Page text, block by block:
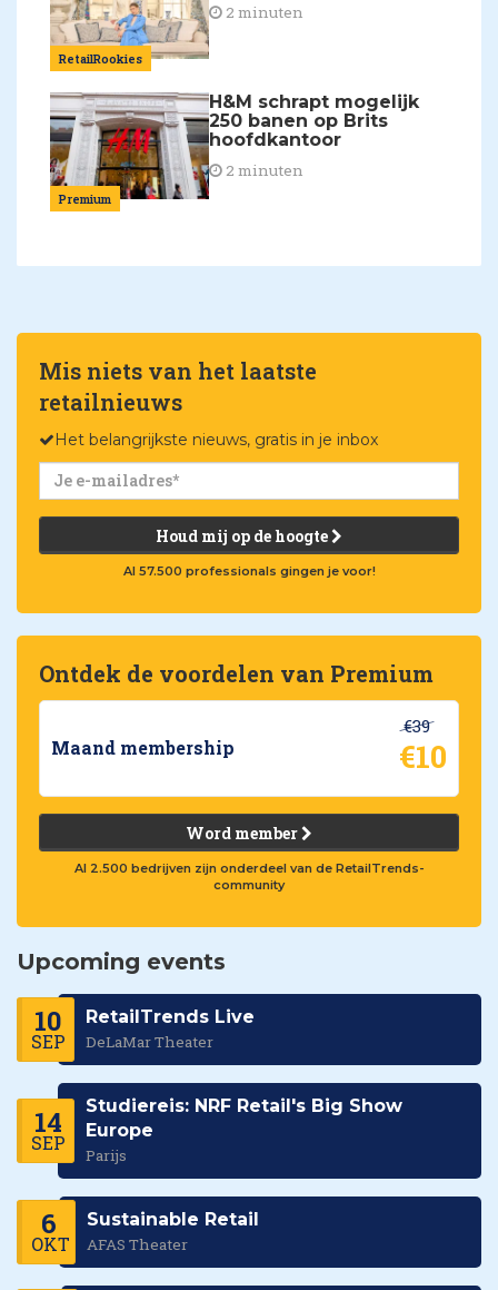
RetailRookies
2 minuten
Premium
H&M schrapt mogelijk
250 banen op Brits
hoofdkantoor
2 minuten
Mis niets van het laatste
retailnieuws
Het belangrijkste nieuws, gratis in je inbox
Houd mij op de hoogte
Al 57.500 professionals gingen je voor!
Ontdek de voordelen van Premium
Maand membership
€39
€10
Word member
Al 2.500 bedrijven zijn onderdeel van de RetailTrends-
community
Upcoming events
10
SEP
RetailTrends Live
DeLaMar Theater
14
SEP
Studiereis: NRF Retail's Big Show
Europe
Parijs
6
OKT
Sustainable Retail
AFAS Theater